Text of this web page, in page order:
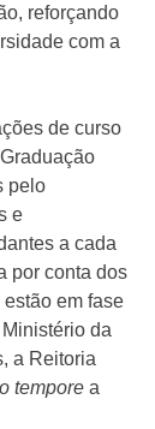
reforçando
com a
de curso
pelo
e
a cada
por conta dos
em fase
da
a Reitoria
tempore a